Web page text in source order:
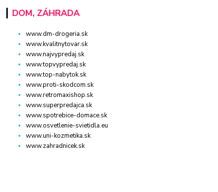
DOM, ZÁHRADA
www.dm-drogeria.sk
www.kvalitnytovar.sk
www.najvypredaj.sk
www.topvypredaj.sk
www.top-nabytok.sk
www.proti-skodcom.sk
www.retromaxishop.sk
www.superpredajca.sk
www.spotrebice-domace.sk
www.osvetlenie-svietidla.eu
www.uni-kozmetika.sk
www.zahradnicek.sk